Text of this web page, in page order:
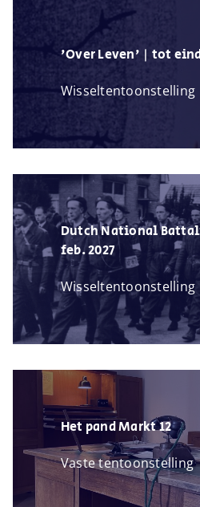
'Over Leven' | tot
Wisseltentoonstelling
Dutch National
feb. 2027
Wisseltentoonstelling
Het pand Markt 12
Vaste tentoonstelling